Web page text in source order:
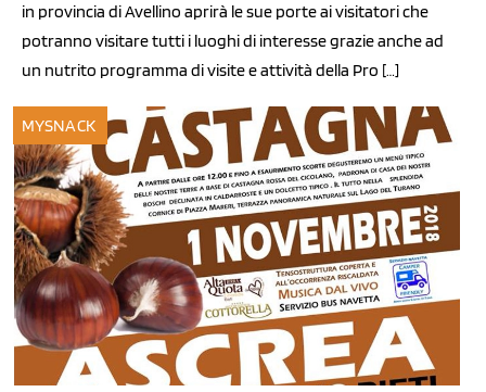
in provincia di Avellino aprirà le sue porte ai visitatori che
potranno visitare tutti i luoghi di interesse grazie anche ad
un nutrito programma di visite e attività della Pro […]
MYSNACK